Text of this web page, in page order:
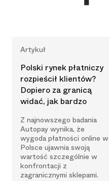
Artykuł
Polski rynek płatniczy
rozpieścił klientów?
Dopiero za granicą
widać, jak bardzo
Z najnowszego badania
Autopay wynika, że
wygoda płatności online w
Polsce ujawnia swoją
wartość szczególnie w
konfrontacji z
zagranicznymi sklepami.